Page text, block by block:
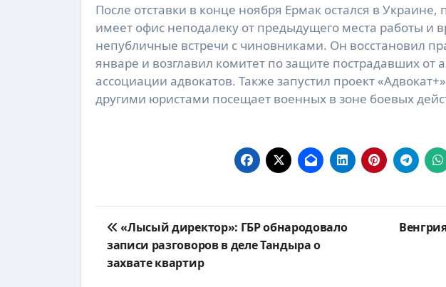
После отставки в конце ноября Ермак остался в Украине,
имеет офис неподалеку от предыдущего места работы и
непубличные встречи с чиновниками. Он восстановил
январе и возглавил комитет по защите пострадавших от
ассоциации адвокатов. Также запустил проект
другими юристами посещает военных в зоне боевых
Навигация
по
записям
«Лысый директор»: ГБР обнародовало
записи разговоров в деле Тандыра о
захвате квартир